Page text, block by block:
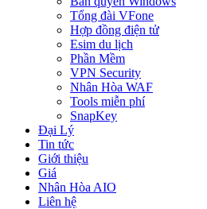
Tổng đài VFone
Hợp đồng điện tử
Esim du lịch
Phần Mềm
VPN Security
Nhân Hòa WAF
Tools miễn phí
SnapKey
Đại Lý
Tin tức
Giới thiệu
Giá
Nhân Hòa AIO
Liên hệ